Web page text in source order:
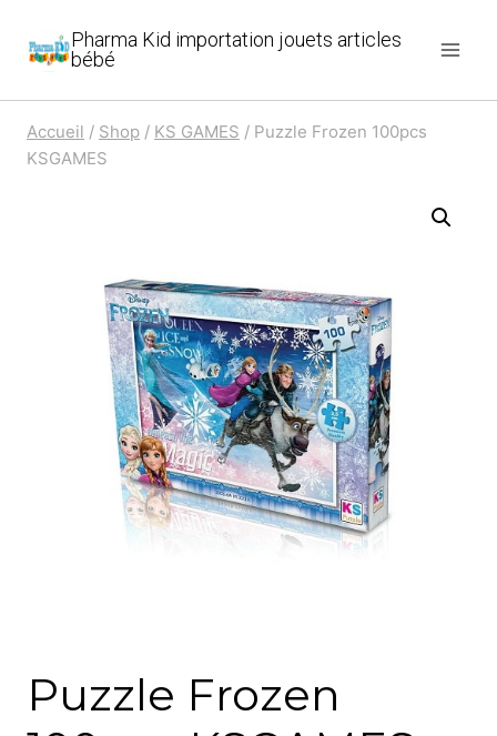
Pharma Kid importation jouets articles
bébé
Accueil / Shop / KS GAMES / Puzzle Frozen 100pcs
KSGAMES
Puzzle Frozen